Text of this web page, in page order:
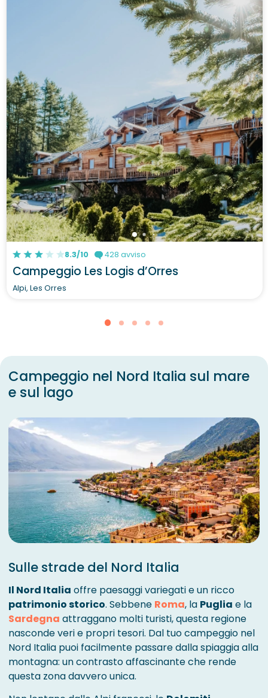
8.3/10 428 avviso
Campeggio Les Logis d’Orres
Alpi, Les Orres
Campeggio nel Nord Italia sul mare
e sul lago
Sulle strade del Nord Italia
Il Nord Italia offre paesaggi variegati e un ricco
patrimonio storico. Sebbene Roma, la Puglia e la
Sardegna attraggano molti turisti, questa regione
nasconde veri e propri tesori. Dal tuo campeggio nel
Nord Italia puoi facilmente passare dalla spiaggia alla
montagna: un contrasto affascinante che rende
questa zona davvero unica.